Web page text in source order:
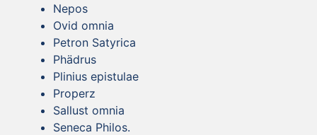
Nepos
Ovid omnia
Petron Satyrica
Phädrus
Plinius epistulae
Properz
Sallust omnia
Seneca Philos.